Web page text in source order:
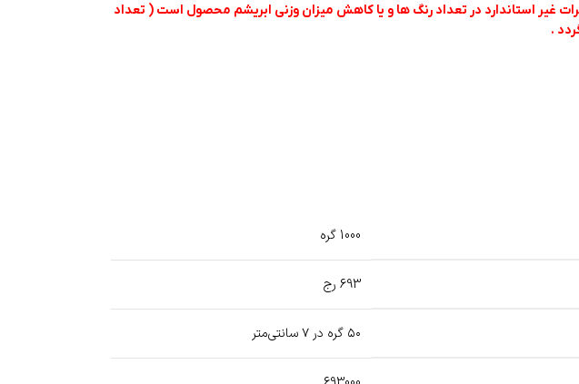
غیر استاندارد در تعداد رنگ ها و یا کاهش میزان وزنی ابریشم محصول است ( تعداد
.
1000 گره
693 رج
۵۰ گره در ۷ سانتی‌متر